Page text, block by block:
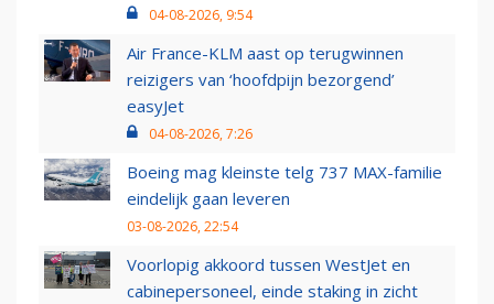
04-08-2026, 9:54
Air France-KLM aast op terugwinnen
reizigers van ‘hoofdpijn bezorgend’
easyJet
04-08-2026, 7:26
Boeing mag kleinste telg 737 MAX-familie
eindelijk gaan leveren
03-08-2026, 22:54
Voorlopig akkoord tussen WestJet en
cabinepersoneel, einde staking in zicht